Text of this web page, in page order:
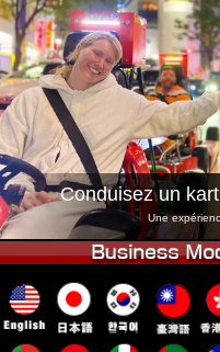
Entreprise
Tokyo Shinagawa
Tokyo Akihabara#2
Tokyo Shibuya Annexe
Tokyo Asakusa
Okinawa
Conduisez un
Une